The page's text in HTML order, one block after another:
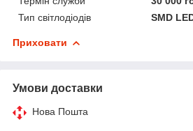
Тип світлодіодів
SMD
Приховати
Умови доставки
Нова Пошта